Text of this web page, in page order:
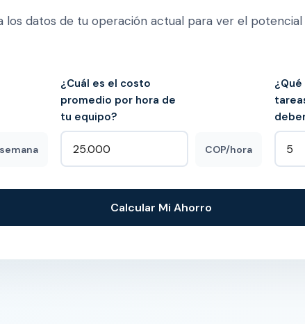
los datos de tu operación actual para ver el
¿Cuál es el costo
promedio por hora de
tu equipo?
COP/hora
Calcular Mi Ahorro